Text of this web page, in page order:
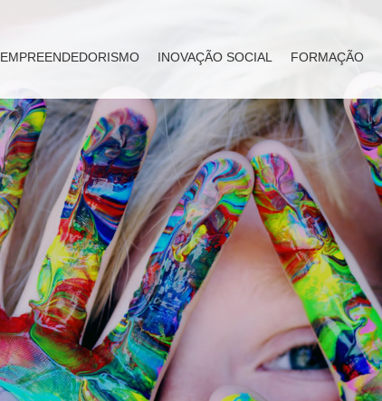
EMPREENDEDORISMO INOVAÇÃO SOCIAL FORMAÇÃO